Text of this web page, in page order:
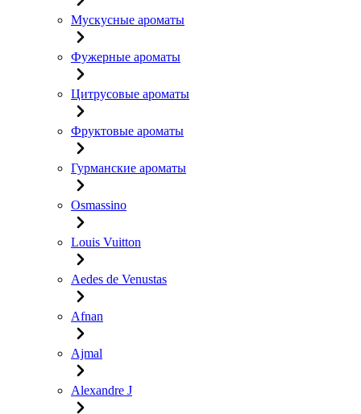
Мускусные ароматы
Фужерные ароматы
Цитрусовые ароматы
Фруктовые ароматы
Гурманские ароматы
Osmassino
Louis Vuitton
Aedes de Venustas
Afnan
Ajmal
Alexandre J